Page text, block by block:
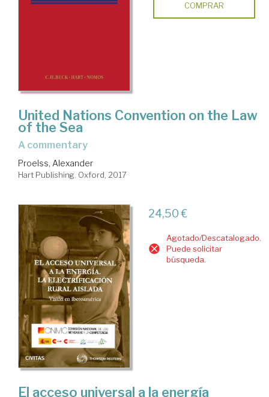
COMPRAR
United Nations Convention on the Law
of the Sea
a commentary
Proelss, Alexander
Hart Publishing. Oxford, 2017
24,50 €
Agotado/Descatalogado.
Puede solicitar
búsqueda.
El acceso universal a la energía